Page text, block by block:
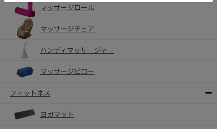
マッサージロール
マッサージチェア
ハンディマッサージャー
マッサージピロー
フィットネス
ヨガマット